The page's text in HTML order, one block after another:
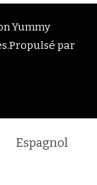
Yummy
.Propulsé par
Espagnol